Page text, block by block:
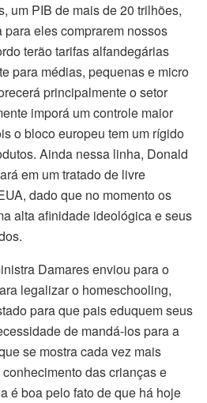
um PIB de mais de 20 trilhões,
eles comprarem nossos
terão tarifas alfandegárias
para médias, pequenas e micro
principalmente o setor
imporá um controle maior
o bloco europeu tem um rígido
Ainda nessa linha, Donald
em um tratado de livre
dado que no momento os
alta afinidade ideológica e seus
Damares enviou para o
legalizar o homeschooling,
para que pais eduquem seus
de mandá-los para a
se mostra cada vez mais
das crianças e
é boa pelo fato de que há hoje